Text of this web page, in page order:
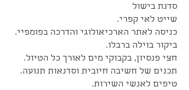
סדנת בישול
שייט לאי קפרי.
כניסה לאתר הארכיאולוגי והדרכה בפומפיי.
ביקור בוילה ברבלו.
חצי פנסיון, בקבוקי מים לאורך כל הטיול.
תכנים של חשיבה חיובית וסדנאות תנועה.
טיפים לאנשי השירות.